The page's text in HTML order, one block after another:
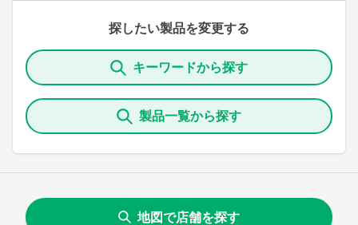
探したい製品を変更する
キーワードから探す
製品一覧から探す
地図で店舗を探す